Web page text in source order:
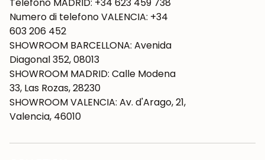
Telefono MADRID: +34 623 459 738
Numero di telefono VALENCIA: +34
603 206 452
SHOWROOM BARCELLONA: Avenida
Diagonal 352, 08013
SHOWROOM MADRID: Calle Modena
33, Las Rozas, 28230
SHOWROOM VALENCIA: Av. d'Arago, 21,
Valencia, 46010